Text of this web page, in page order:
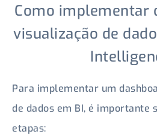
Como implementar
visualização de
Para implementar um
de dados em BI, é importante
etapas: